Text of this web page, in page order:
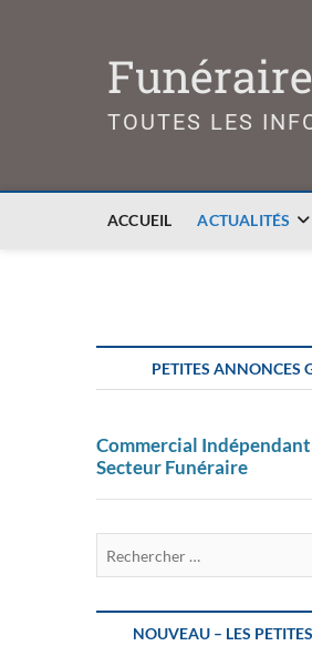
TOUTES LES
ACCUEIL ACTUALITÉS
PETITES ANNONCES
Commercial Indépendant
Secteur Funéraire
NOUVEAU – LES